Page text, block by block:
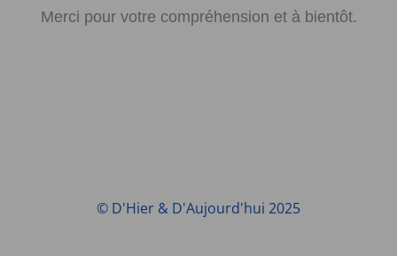
Merci pour votre compréhension et à bientôt.
© D'Hier & D'Aujourd'hui 2025